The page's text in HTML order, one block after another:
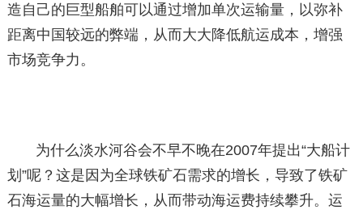
造自己的巨型船舶可以通过增加单次运输量，以弥补
距离中国较远的弊端，从而大大降低航运成本，增强
市场竞争力。
为什么淡水河谷会不早不晚在2007年提出“大船计
划”呢？这是因为全球铁矿石需求的增长，导致了铁矿
石海运量的大幅增长，从而带动海运费持续攀升。运